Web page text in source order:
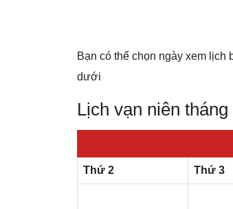
Bạn có thể chọn ngày xem lịch
dưới
Lịch vạn niên
Thứ 2 Thứ 3